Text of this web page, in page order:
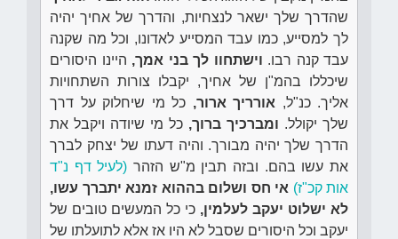
שהדרך שלך ישאר לנצחיות, והדרך של אחיך יהיה
לך למסייע, כמו עבד המסייע לאדונו, וכל מה שקנה
עבד קנה רבו. וישתחוו לך בני אמך, היינו היסורים
שיכללו בהמ"ן של אחיך, יקבלו צורות השתחויות
אליך. כנ"ל, אורריך ארור, כל מי שיחלוק על דרך
שלך יקולל. ומברכיך ברוך, כל מי שיודה ויקבל את
הדרך שלך יהיה מבורך. והיה דעתו של יצחק לברך
את עשו בהם. ובזה תבין מ"ש הזהר (לעיל דף נ"ד
אות קכ"ז) אי חס ושלום בההוא זמנא יתברך עשו,
לא ישלוט יעקב לעלמין, כי כל המעשים טובים של
יעקב וכל היסורים שסבל לא היו אז אלא לתועלתו של